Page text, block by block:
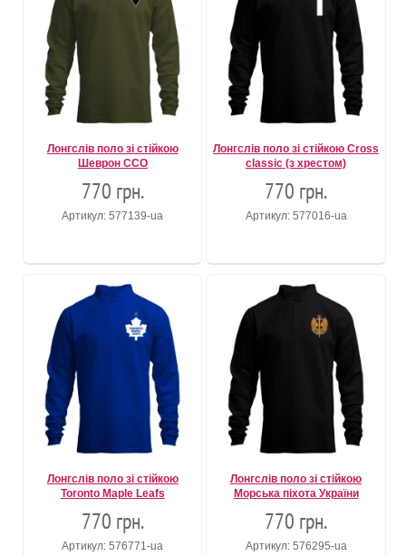
Лонгслів поло зі стійкою
Шеврон ССО
770 грн.
Артикул: 577139-ua
Лонгслів поло зі стійкою Cross
classic (з хрестом)
770 грн.
Артикул: 577016-ua
Лонгслів поло зі стійкою
Toronto Maple Leafs
770 грн.
Артикул: 576771-ua
Лонгслів поло зі стійкою
Морська піхота України
770 грн.
Артикул: 576295-ua